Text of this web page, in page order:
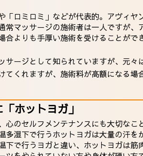
ロミロミ」などが代表的。アヴィ
マッサージの施術者は一人ですが
よりも手厚い施術を受けることがで
ージとして知られていますが、元々
くれますが、施術料が高額になる
ホットヨガ」
のセルフメンテナンスにも大切な
湿下で行うホットヨガは大量の汗
で行うヨガと違い、ホットヨガは